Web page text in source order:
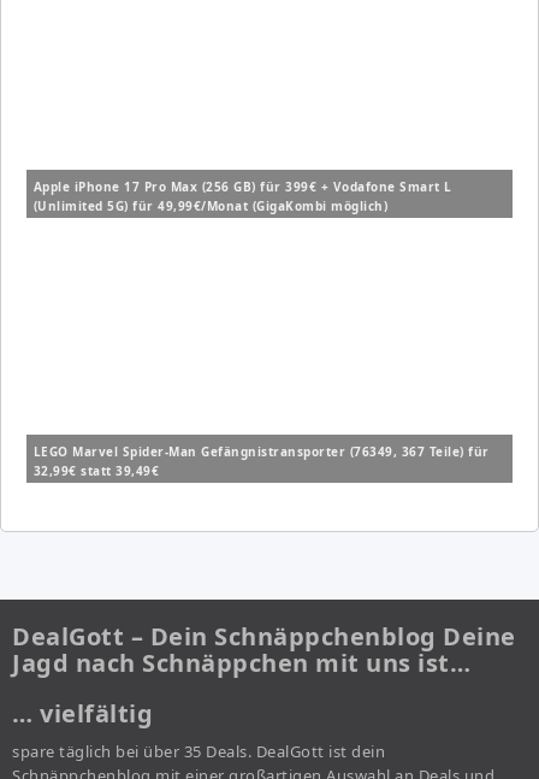
Apple iPhone 17 Pro Max (256 GB) für 399€ + Vodafone Smart L
(Unlimited 5G) für 49,99€/Monat (GigaKombi möglich)
LEGO Marvel Spider-Man Gefängnistransporter (76349, 367 Teile) für
32,99€ statt 39,49€
DealGott – Dein Schnäppchenblog Deine
Jagd nach Schnäppchen mit uns ist…
… vielfältig
spare täglich bei über 35 Deals. DealGott ist dein